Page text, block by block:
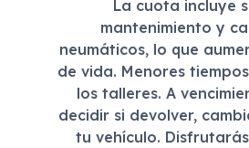
La cuota incluye
mantenimiento y
neumáticos, lo que
de vida. Menores
los talleres. A
decidir si devolver,
tu vehículo.